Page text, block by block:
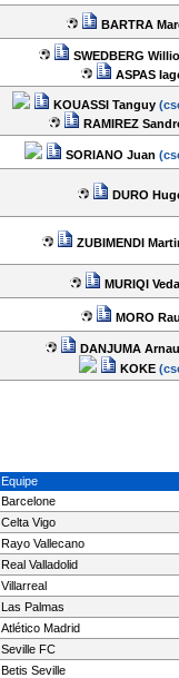
BARTRA
SWEDBERG
ASPAS
KOUASSI Tanguy
RAMIREZ
SORIANO Juan
DURO
ZUBIMENDI
MURIQI
MORO
DANJUMA
KOKE
Equipe
Barcelone
Celta Vigo
Rayo Vallecano
Real Valladolid
Villarreal
Las Palmas
Atlético Madrid
Seville FC
Betis Seville